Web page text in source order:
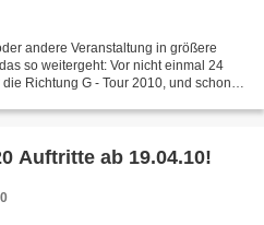
andere Veranstaltung in größere
so weitergeht: Vor nicht einmal 24
Richtung G - Tour 2010, und schon
Auftritte ab 19.04.10!